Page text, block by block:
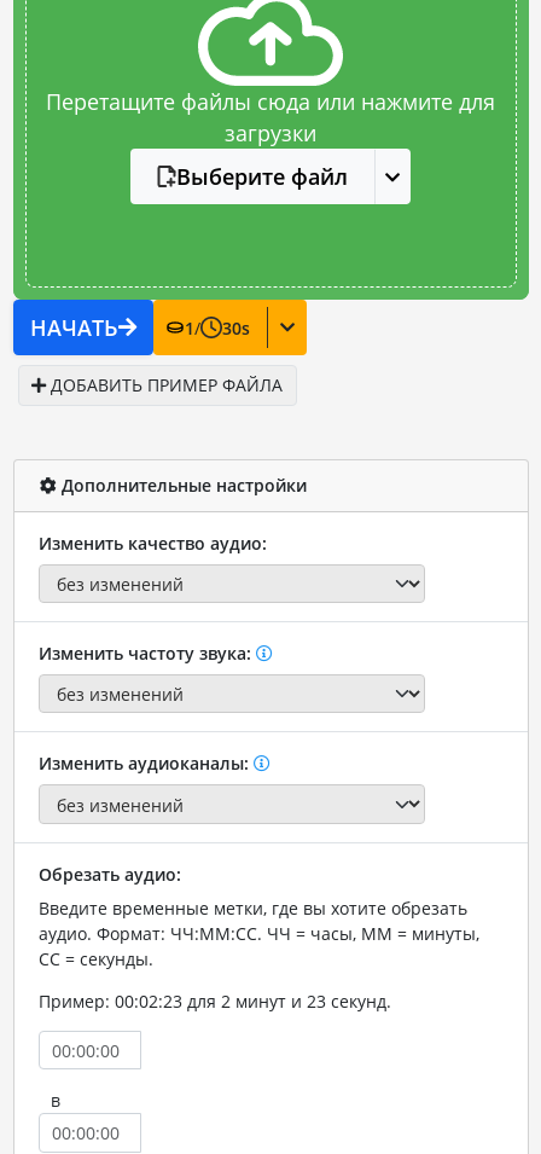
Перетащите файлы сюда или нажмите для
загрузки
Выберите файл
НАЧАТЬ 1/ 30s
ДОБАВИТЬ ПРИМЕР ФАЙЛА
Дополнительные настройки
Изменить качество аудио:
Изменить частоту звука:
Изменить аудиоканалы:
Обрезать аудио:
Введите временные метки, где вы хотите обрезать
аудио. Формат: ЧЧ:ММ:СС. ЧЧ = часы, ММ = минуты,
СС = секунды.
Пример: 00:02:23 для 2 минут и 23 секунд.
в